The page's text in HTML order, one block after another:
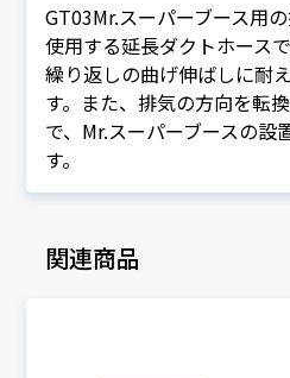
GT03Mr.スーパーブース用
使用する延長ダクトホース
繰り返しの曲げ伸ばしに耐
す。また、排気の方向を転
で、Mr.スーパーブースの設
す。
関連商品